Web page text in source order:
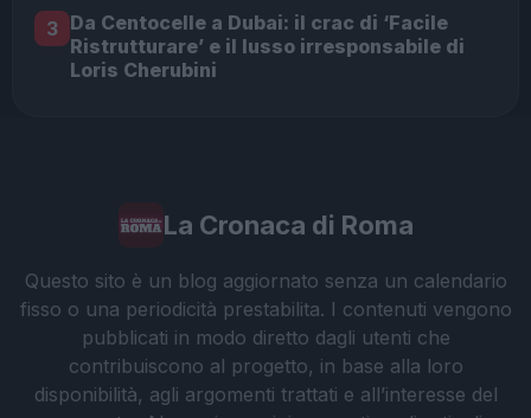
3 Da Centocelle a Dubai: il crac di ‘Facile
Ristrutturare’ e il lusso irresponsabile di
Loris Cherubini
La Cronaca di Roma
Questo sito è un blog aggiornato senza un calendario
fisso o una periodicità prestabilita. I contenuti vengono
pubblicati in modo diretto dagli utenti che
contribuiscono al progetto, in base alla loro
disponibilità, agli argomenti trattati e all’interesse del